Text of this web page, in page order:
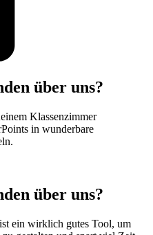
über uns?
Klassenzimmer
in wunderbare
über uns?
ein wirklich gutes Tool, um